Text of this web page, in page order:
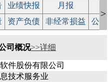
业绩快报 月报
资产负债 非经常损益 公
>
司概况>>详细
软件股份有限公司
技术服务业